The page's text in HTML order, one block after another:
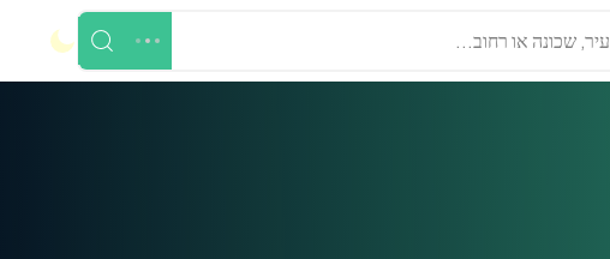
עיר, שכונה או רחוב...